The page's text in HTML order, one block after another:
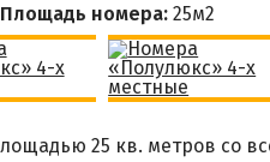
Площадь номера: 25м2
25 кв. метров со